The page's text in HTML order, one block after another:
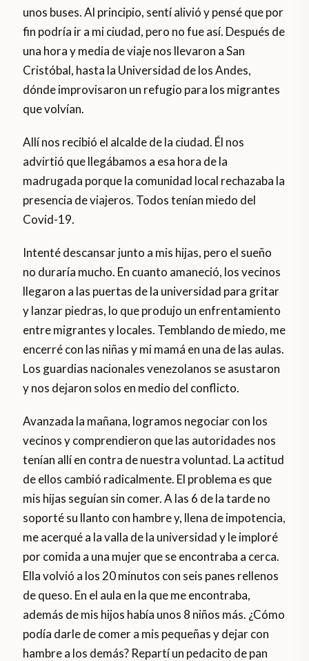
unos buses. Al principio, sentí alivió y pensé que por
fin podría ir a mi ciudad, pero no fue así. Después de
una hora y media de viaje nos llevaron a San
Cristóbal, hasta la Universidad de los Andes,
dónde improvisaron un refugio para los migrantes
que volvían.
Allí nos recibió el alcalde de la ciudad. Él nos
advirtió que llegábamos a esa hora de la
madrugada porque la comunidad local rechazaba la
presencia de viajeros. Todos tenían miedo del
Covid-19.
Intenté descansar junto a mis hijas, pero el sueño
no duraría mucho. En cuanto amaneció, los vecinos
llegaron a las puertas de la universidad para gritar
y lanzar piedras, lo que produjo un enfrentamiento
entre migrantes y locales. Temblando de miedo, me
encerré con las niñas y mi mamá en una de las aulas.
Los guardias nacionales venezolanos se asustaron
y nos dejaron solos en medio del conflicto.
Avanzada la mañana, logramos negociar con los
vecinos y comprendieron que las autoridades nos
tenían allí en contra de nuestra voluntad. La actitud
de ellos cambió radicalmente. El problema es que
mis hijas seguían sin comer. A las 6 de la tarde no
soporté su llanto con hambre y, llena de impotencia,
me acerqué a la valla de la universidad y le imploré
por comida a una mujer que se encontraba a cerca.
Ella volvió a los 20 minutos con seis panes rellenos
de queso. En el aula en la que me encontraba,
además de mis hijos había unos 8 niños más. ¿Cómo
podía darle de comer a mis pequeñas y dejar con
hambre a los demás? Repartí un pedacito de pan